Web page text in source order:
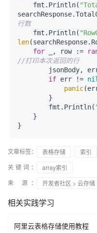
    fmt.Println(
行数
    fmt.Println(
len
for _, row :=
//打印本次返回的行
if err != nil
panic
        fmt.Println(
}
文章标签： 表格存储 索引
关键词：
array索引
来 源：
开发者社区 > 云存储
相关实践学习
阿里云表格存储使用教程